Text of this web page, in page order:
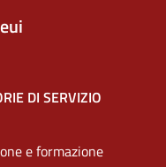
DI SERVIZIO
e formazione